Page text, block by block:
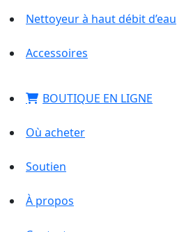
Nettoyeur à haut débit d’eau
Accessoires
BOUTIQUE EN LIGNE
Où acheter
Soutien
À propos